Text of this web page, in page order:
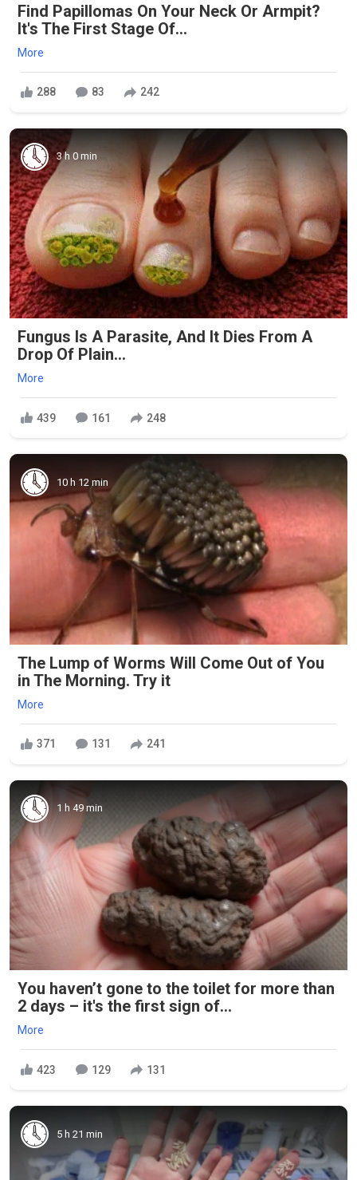
Find Papillomas On Your Neck Or Armpit?
It's The First Stage Of...
More
288 83 242
3 h 0 min
Fungus Is A Parasite, And It Dies From A
Drop Of Plain...
More
439 161 248
10 h 12 min
The Lump of Worms Will Come Out of You
in The Morning. Try it
More
371 131 241
1 h 49 min
You haven’t gone to the toilet for more than
2 days – it's the first sign of...
More
423 129 131
5 h 21 min